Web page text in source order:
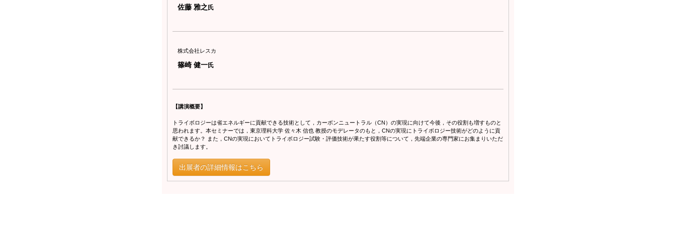
佐藤 雅之氏
株式会社レスカ
篠崎 健一氏
【講演概要】
トライボロジーは省エネルギーに貢献できる技術として，カーボンニュートラル（CN）の実現に向けて今後，その役割も増すものと
思われます。本セミナーでは，東京理科大学 佐々木 信也 教授のモデレータのもと，CNの実現にトライボロジー技術がどのように貢
献できるか？ また，CNの実現においてトライボロジー試験・評価技術が果たす役割等について，先端企業の専門家にお集まりいただ
き討議します。
出展者の詳細情報はこちら